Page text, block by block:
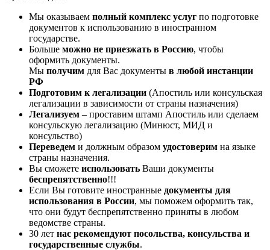
Мы оказываем полный комплекс услуг по подготовке
документов к использованию в иностранном
государстве.
Больше можно не приезжать в Россию, чтобы
оформить документы.
Мы получим для Вас документы в любой инстанции
РФ
Подготовим к легализации (Апостиль или консульская
легализации в зависимости от страны назначения)
Легализуем – проставим штамп Апостиль или сделаем
консульскую легализацию (Минюст, МИД и
консульство)
Переведем и должным образом удостоверим на языке
страны назначения.
Вы сможете использовать Ваши документы
беспрепятственно!!!
Если Вы готовите иностранные документы для
использования в России, мы поможем оформить так,
что они будут беспрепятственно приняты в любом
ведомстве страны.
30 лет нас рекомендуют посольства, консульства и
государственные службы.